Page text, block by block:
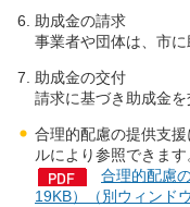
助成金の請求
事業者や団体は、市に
助成金の交付
請求に基づき助成金を
合理的配慮の提供支
ルにより参照できます
合理的配慮
19KB）（別ウィンド